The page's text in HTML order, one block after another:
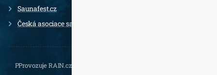
Saunafest.cz
Česká asociace saunérů
PProvozuje RAIN.cz, Daliborova 22a, 102 00 Praha 10 - Hostivař,